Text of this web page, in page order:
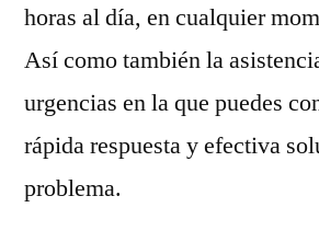
horas al día, en cualquier
Así como también la
urgencias en la que puedes
rápida respuesta y efectiva
problema.